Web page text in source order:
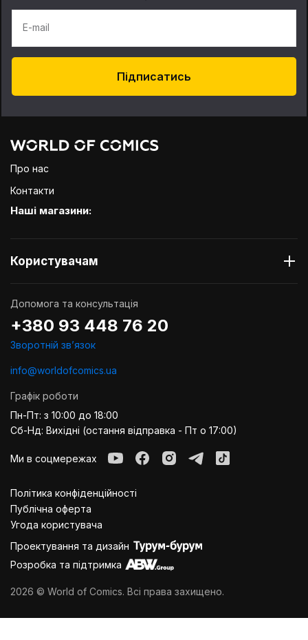
E-mail
Підписатись
Про нас
Контакти
Наші магазини:
Користувачам
Допомога та консультація
+380 93 448 76 20
Зворотній звʼязок
info@worldofcomics.ua
Графік роботи
Пн-Пт: з 10:00 до 18:00
Сб-Нд: Вихідні (остання відправка - Пт о 17:00)
Ми в соцмережах
Політика конфіденційності
Публiчна оферта
Угода користувача
Проектування та дизайн
Розробка та підтримка
2026 © World of Comics. Всі права захищено.